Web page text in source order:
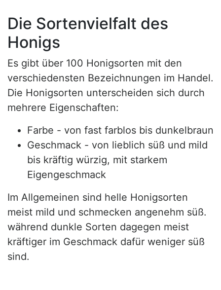
Die Sortenvielfalt des
Honigs
Es gibt über 100 Honigsorten mit den
verschiedensten Bezeichnungen im Handel.
Die Honigsorten unterscheiden sich durch
mehrere Eigenschaften:
Farbe - von fast farblos bis dunkelbraun
Geschmack - von lieblich süß und mild
bis kräftig würzig, mit starkem
Eigengeschmack
Im Allgemeinen sind helle Honigsorten
meist mild und schmecken angenehm süß.
während dunkle Sorten dagegen meist
kräftiger im Geschmack dafür weniger süß
sind.